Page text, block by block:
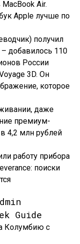
Air.
Apple лучше по
получил
добавилось 110
России
3D. Он
которое
даже
премиум-
4,2 млн рублей
работу прибора
поиски
Guide
Колумбию с